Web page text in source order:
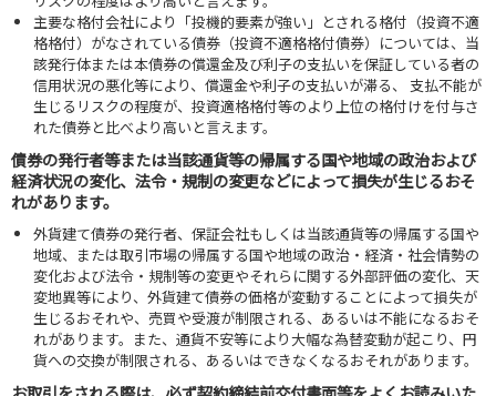
主要な格付会社により「投機的要素が強い」とされる格付（投資不適
格格付）がなされている債券（投資不適格格付債券）については、当
該発行体または本債券の償還金及び利子の支払いを保証している者の
信用状況の悪化等により、償還金や利子の支払いが滞る、 支払不能が
生じるリスクの程度が、投資適格格付等のより上位の格付けを付与さ
れた債券と比べより高いと言えます。
債券の発行者等または当該通貨等の帰属する国や地域の政治および
経済状況の変化、法令・規制の変更などによって損失が生じるおそ
れがあります。
外貨建て債券の発行者、保証会社もしくは当該通貨等の帰属する国や
地域、または取引市場の帰属する国や地域の政治・経済・社会情勢の
変化および法令・規制等の変更やそれらに関する外部評価の変化、天
変地異等により、外貨建て債券の価格が変動することによって損失が
生じるおそれや、売買や受渡が制限される、あるいは不能になるおそ
れがあります。また、通貨不安等により大幅な為替変動が起こり、円
貨への交換が制限される、あるいはできなくなるおそれがあります。